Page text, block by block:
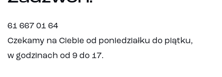
61 667 01 64
Czekamy na Ciebie od poniedziałku do piątku,
w godzinach od 9 do 17.